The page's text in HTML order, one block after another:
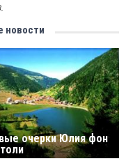
очерки Юлия фон